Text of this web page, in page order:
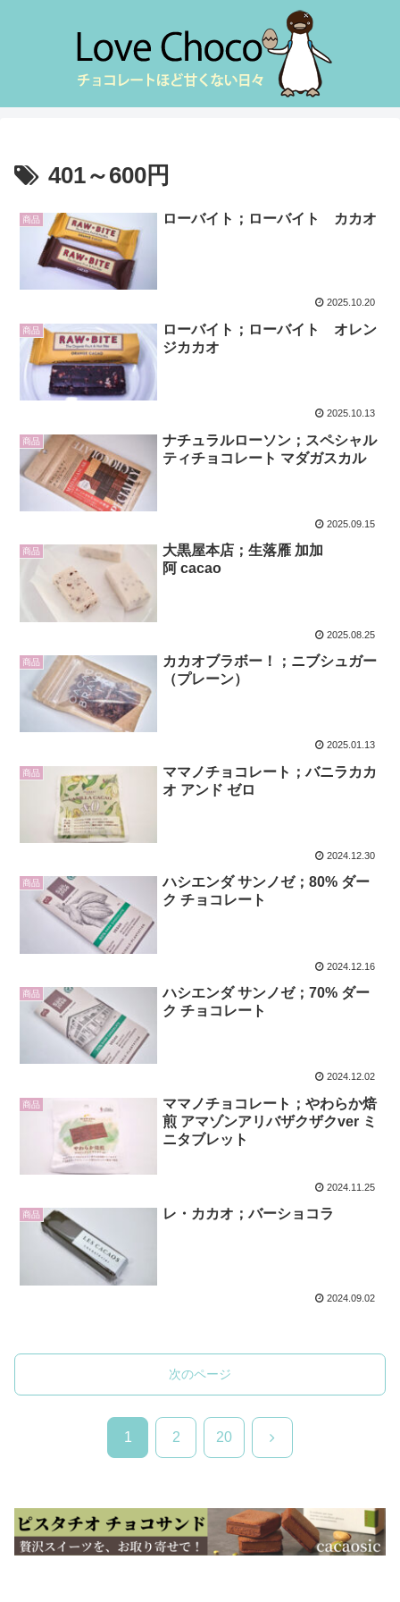
401～600円
商品 ローバイト；ローバイト カカオ
2025.10.20
商品
ローバイト；ローバイト オレン
ジカカオ
2025.10.13
商品
ナチュラルローソン；スペシャル
ティチョコレート マダガスカル
2025.09.15
商品
大黒屋本店；生落雁 加加
阿 cacao
2025.08.25
商品
カカオブラボー！；ニブシュガー
（プレーン）
2025.01.13
商品
ママノチョコレート；バニラカカ
オ アンド ゼロ
2024.12.30
商品
ハシエンダ サンノゼ；80% ダー
ク チョコレート
2024.12.16
商品
ハシエンダ サンノゼ；70% ダー
ク チョコレート
2024.12.02
商品
ママノチョコレート；やわらか焙
煎 アマゾンアリバザクザクver ミ
ニタブレット
2024.11.25
商品 レ・カカオ；バーショコラ
2024.09.02
次のページ
1 2 20 次